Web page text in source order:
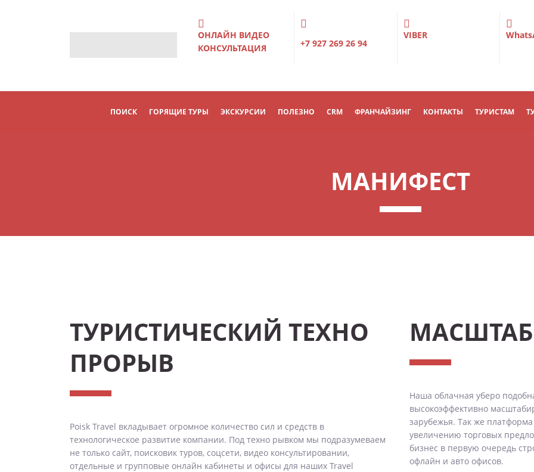
ОНЛАЙН ВИДЕО
КОНСУЛЬТАЦИЯ
+7 927 269 26 94
VIBER
ПОИСК ГОРЯЩИЕ ТУРЫ ЭКСКУРСИИ ПОЛЕЗНО CRM ФРАНЧАЙЗИНГ КОНТАКТЫ ТУРИСТАМ
МАНИФЕСТ
ТУРИСТИЧЕСКИЙ ТЕХНО
ПРОРЫВ
Poisk Travel вкладывает огромное количество сил и средств в
технологическое развитие компании. Под техно рывком мы подразумеваем
не только сайт, поисковик туров, соцсети, видео консультировании,
отдельные и групповые онлайн кабинеты и офисы для наших Travel
Наша облачная уберо
высокоэффективно
зарубежья. Так же
увеличению торговых
бизнес в первую очередь
офлайн и авто офисов.